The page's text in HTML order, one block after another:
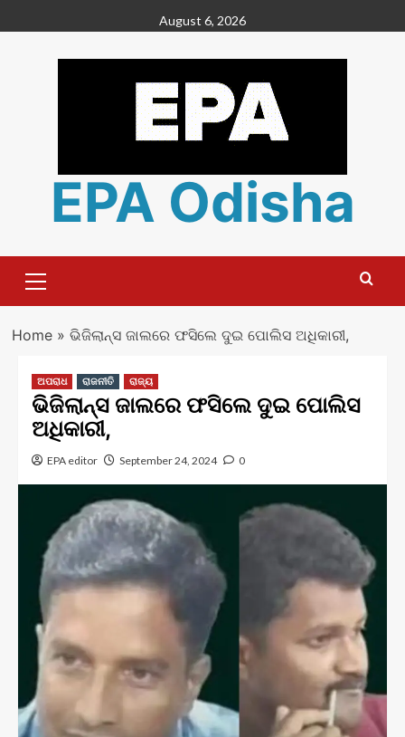
to
August 6, 2026
EPA Odisha
Menu
Home» ଭିଜିଲାନ୍ସ ଜାଲରେ ଫସିଲେ ଦୁଇ ପୋଲିସ ଅଧିକାରୀ,
ଅପରାଧ ରାଜନୀତି ରାଜ୍ୟ
ଭିଜିଲାନ୍ସ ଜାଲରେ ଫସିଲେ ଦୁଇ ପୋଲିସ
ଅଧିକାରୀ,
EPA editor September 24, 2024 0